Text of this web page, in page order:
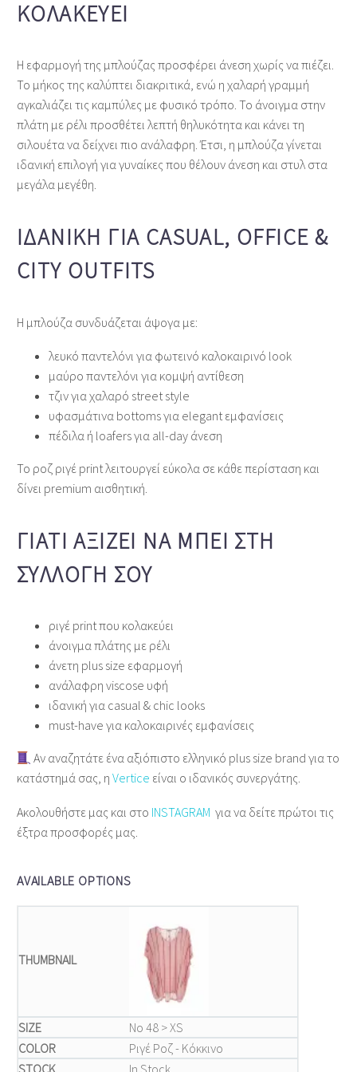
ΚΟΛΑΚΕΎΕΙ
Η εφαρμογή της μπλούζας προσφέρει άνεση χωρίς να πιέζει.
Το μήκος της καλύπτει διακριτικά, ενώ η χαλαρή γραμμή
αγκαλιάζει τις καμπύλες με φυσικό τρόπο. Το άνοιγμα στην
πλάτη με ρέλι προσθέτει λεπτή θηλυκότητα και κάνει τη
σιλουέτα να δείχνει πιο ανάλαφρη. Έτσι, η μπλούζα γίνεται
ιδανική επιλογή για γυναίκες που θέλουν άνεση και στυλ στα
μεγάλα μεγέθη.
ΙΔΑΝΙΚΉ ΓΙΑ CASUAL, OFFICE &
CITY OUTFITS
Η μπλούζα συνδυάζεται άψογα με:
λευκό παντελόνι για φωτεινό καλοκαιρινό look
μαύρο παντελόνι για κομψή αντίθεση
τζιν για χαλαρό street style
υφασμάτινα bottoms για elegant εμφανίσεις
πέδιλα ή loafers για all‑day άνεση
Το ροζ ριγέ print λειτουργεί εύκολα σε κάθε περίσταση και
δίνει premium αισθητική.
ΓΙΑΤΊ ΑΞΊΖΕΙ ΝΑ ΜΠΕΙ ΣΤΗ
ΣΥΛΛΟΓΉ ΣΟΥ
ριγέ print που κολακεύει
άνοιγμα πλάτης με ρέλι
άνετη plus size εφαρμογή
ανάλαφρη viscose υφή
ιδανική για casual & chic looks
must‑have για καλοκαιρινές εμφανίσεις
Αν αναζητάτε ένα αξιόπιστο ελληνικό plus size brand για το
κατάστημά σας, η Vertice είναι ο ιδανικός συνεργάτης.
Ακολουθήστε μας και στο INSTAGRAM για να δείτε πρώτοι τις
έξτρα προσφορές μας.
AVAILABLE OPTIONS
Νο 48 > XS
Ριγέ Ροζ - Κόκκινο